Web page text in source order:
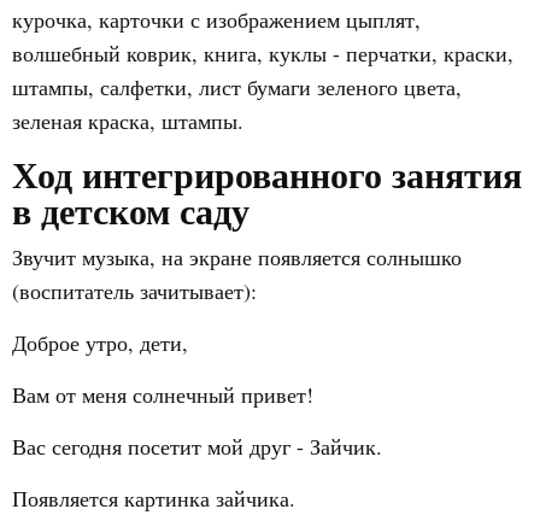
курочка, карточки с изображением цыплят,
волшебный коврик, книга, куклы - перчатки, краски,
штампы, салфетки, лист бумаги зеленого цвета,
зеленая краска, штампы.
Ход интегрированного занятия
в детском саду
Звучит музыка, на экране появляется солнышко
(воспитатель зачитывает):
Доброе утро, дети,
Вам от меня солнечный привет!
Вас сегодня посетит мой друг - Зайчик.
Появляется картинка зайчика.